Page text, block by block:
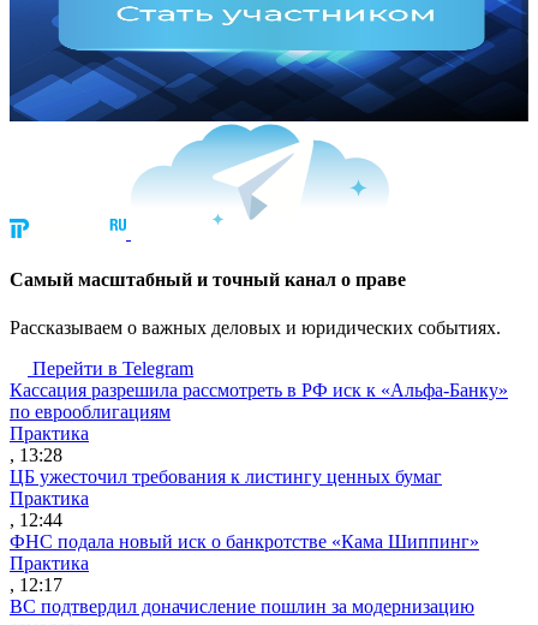
Cамый масштабный и точный канал о праве
Рассказываем о важных деловых и юридических событиях.
Перейти в Telegram
Кассация разрешила рассмотреть в РФ иск к «Альфа-Банку»
по еврооблигациям
Практика
, 13:28
ЦБ ужесточил требования к листингу ценных бумаг
Практика
, 12:44
ФНС подала новый иск о банкротстве «Кама Шиппинг»
Практика
, 12:17
ВС подтвердил доначисление пошлин за модернизацию